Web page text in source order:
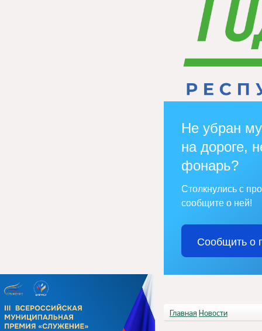
Не убран
на дороге,
фонарь?
Столкнулись с
сообщите о ней!
Сообщить о
Главная Новости